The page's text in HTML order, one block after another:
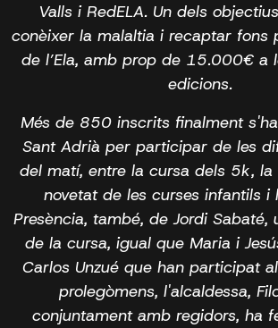
Valls i RedELA. Un dels
conèixer la malaltia i recaptar fons
de l’Ela, amb prop de 15.000€ a
edicions.
Més de 850 inscrits finalment
Sant Adrià per participar de les
del matí, entre la cursa dels 5k, la
novetat de les curses infantils i
Presència, també, de Jordi Sabaté,
de la cursa, igual que Maria i
Carlos Unzué que han participat
prolegòmens, l'alcaldessa,
conjuntament amb regidors, ha